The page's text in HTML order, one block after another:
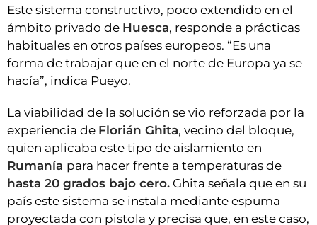
Este sistema constructivo, poco extendido en el
ámbito privado de Huesca, responde a prácticas
habituales en otros países europeos. “Es una
forma de trabajar que en el norte de Europa ya se
hacía”, indica Pueyo.
La viabilidad de la solución se vio reforzada por la
experiencia de Florián Ghita, vecino del bloque,
quien aplicaba este tipo de aislamiento en
Rumanía para hacer frente a temperaturas de
hasta 20 grados bajo cero. Ghita señala que en su
país este sistema se instala mediante espuma
proyectada con pistola y precisa que, en este caso,